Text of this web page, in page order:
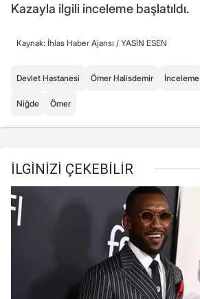
Kazayla ilgili inceleme başlatıldı.
Kaynak: İhlas Haber Ajansı / YASİN ESEN
Devlet Hastanesi Ömer Halisdemir İnceleme
Niğde Ömer